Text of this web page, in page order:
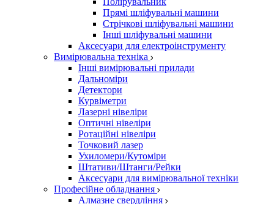
Прямі шліфувальні машини
Стрічкові шліфувальні машини
Інші шліфувальні машини
Аксесуари для електроінструменту
Вимірювальна техніка
Інші вимірювальні прилади
Дальноміри
Детектори
Курвіметри
Лазерні нівеліри
Оптичні нівеліри
Ротаційні нівеліри
Точковий лазер
Ухиломери/Кутоміри
Штативи/Штанги/Рейки
Аксесуари для вимірювальної техніки
Професійне обладнання
Алмазне свердління